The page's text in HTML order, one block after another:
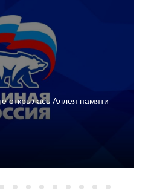
открылась Аллея памяти